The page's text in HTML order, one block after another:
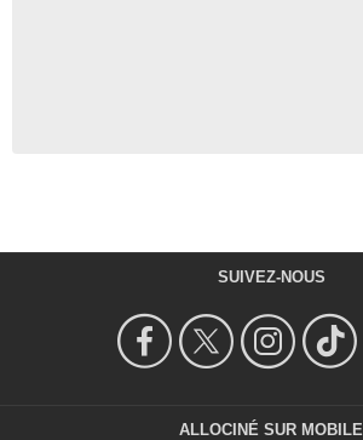
SUIVEZ-NOUS
ALLOCINÉ SUR MOBILE